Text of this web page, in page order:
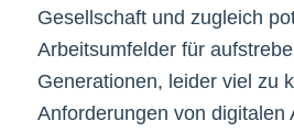
Gesellschaft und zugleich
Arbeitsumfelder für
Generationen, leider viel zu
Anforderungen von digitalen